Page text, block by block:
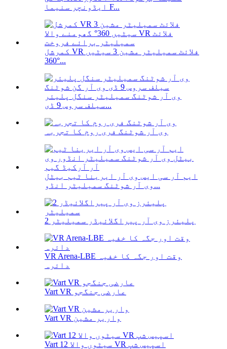
ایڈونچر سنیما F...
کمرشل VR فلائٹ سمیلیٹر مشین 3 سیٹیں
360°...
وی آر شوٹنگ سمیلیٹر سنگل پلیئر
سیلف سروس 9 ڈی...
وی آر شوٹنگ فری روم کا تجربہ
ایم آر سی ایس وی آر ایرینا ٹیم بیٹل
وی آر شوٹنگ سمیلیٹر انڈو...
2 پلیئرز وی آر پیراگلائیڈر سمیلیٹر
VR Arena-LBE وقت اور جگہ کا خفیہ
دائرہ
Vart VR عارضی جنگجو
Vart VR واریر مشین
Vart 12 سیٹوں والا VR اسپیس شپ